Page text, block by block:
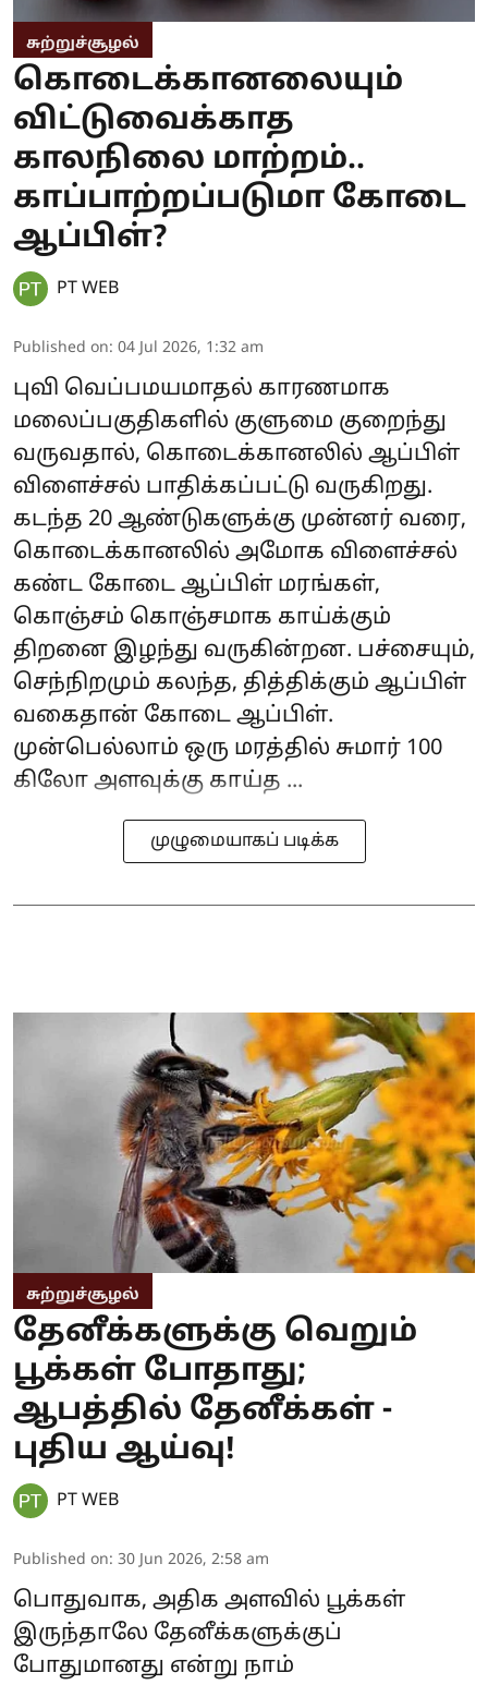
சுற்றுச்சூழல்
கொடைக்கானலையும்
விட்டுவைக்காத
காலநிலை மாற்றம்..
காப்பாற்றப்படுமா கோடை
ஆப்பிள்?
PT WEB
Published on: 04 Jul 2026, 1:32 am
புவி வெப்பமயமாதல் காரணமாக
மலைப்பகுதிகளில் குளுமை குறைந்து
வருவதால், கொடைக்கானலில் ஆப்பிள்
விளைச்சல் பாதிக்கப்பட்டு வருகிறது.
கடந்த 20 ஆண்டுகளுக்கு முன்னர் வரை,
கொடைக்கானலில் அமோக விளைச்சல்
கண்ட கோடை ஆப்பிள் மரங்கள்,
கொஞ்சம் கொஞ்சமாக காய்க்கும்
திறனை இழந்து வருகின்றன. பச்சையும்,
செந்நிறமும் கலந்த, தித்திக்கும் ஆப்பிள்
வகைதான் கோடை ஆப்பிள்.
முன்பெல்லாம் ஒரு மரத்தில் சுமார் 100
கிலோ அளவுக்கு காய்த ...
முழுமையாகப் படிக்க
சுற்றுச்சூழல்
தேனீக்களுக்கு வெறும்
பூக்கள் போதாது;
ஆபத்தில் தேனீக்கள் -
புதிய ஆய்வு!
PT WEB
Published on: 30 Jun 2026, 2:58 am
பொதுவாக, அதிக அளவில் பூக்கள்
இருந்தாலே தேனீக்களுக்குப்
போதுமானது என்று நாம்